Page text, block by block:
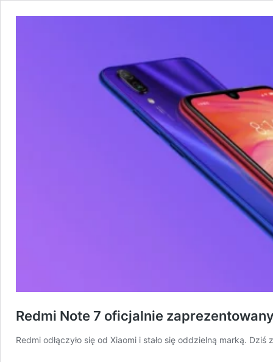
Redmi Note 7 oficjalnie
Redmi odłączyło się od Xiaomi i stało się oddzielną marką.